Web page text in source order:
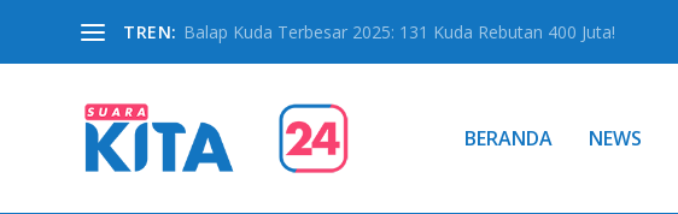
TREN: Balap Kuda Terbesar 2025: 131 Kuda Rebutan 400 Juta!
BERANDA NEWS